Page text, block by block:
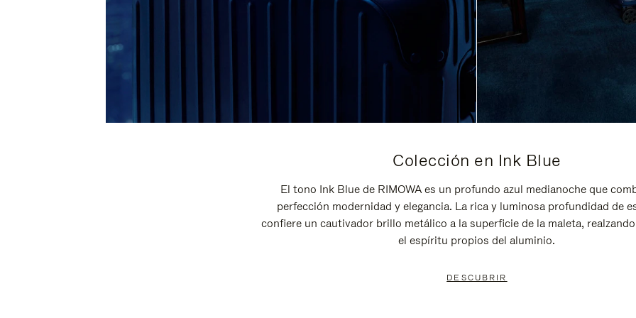
Colección en Ink Blue
El tono Ink Blue de RIMOWA es un profundo azul medianoche que
perfección modernidad y elegancia. La rica y luminosa profundidad de
confiere un cautivador brillo metálico a la superficie de la maleta,
el espíritu propios del aluminio.
DESCUBRIR